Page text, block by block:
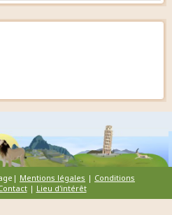
Mentions légales | Conditions
| Lieu d'intérêt